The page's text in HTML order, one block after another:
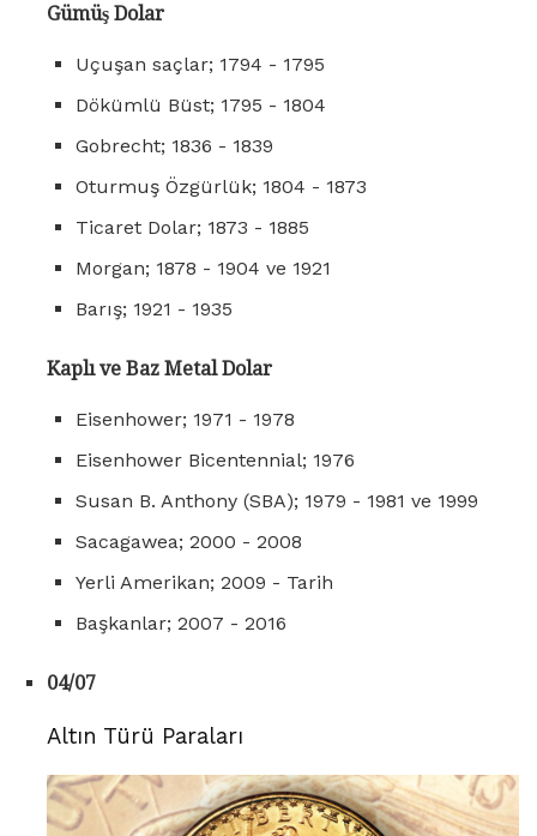
Gümüş Dolar
Uçuşan saçlar; 1794 - 1795
Dökümlü Büst; 1795 - 1804
Gobrecht; 1836 - 1839
Oturmuş Özgürlük; 1804 - 1873
Ticaret Dolar; 1873 - 1885
Morgan; 1878 - 1904 ve 1921
Barış; 1921 - 1935
Kaplı ve Baz Metal Dolar
Eisenhower; 1971 - 1978
Eisenhower Bicentennial; 1976
Susan B. Anthony (SBA); 1979 - 1981 ve 1999
Sacagawea; 2000 - 2008
Yerli Amerikan; 2009 - Tarih
Başkanlar; 2007 - 2016
04/07
Altın Türü Paraları